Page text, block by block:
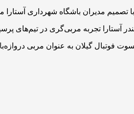
مدیران باشگاه شهرداری
آستارا تجربه مربی‌گری در تیم‌های
فوتبال گیلان به عنوان مربی